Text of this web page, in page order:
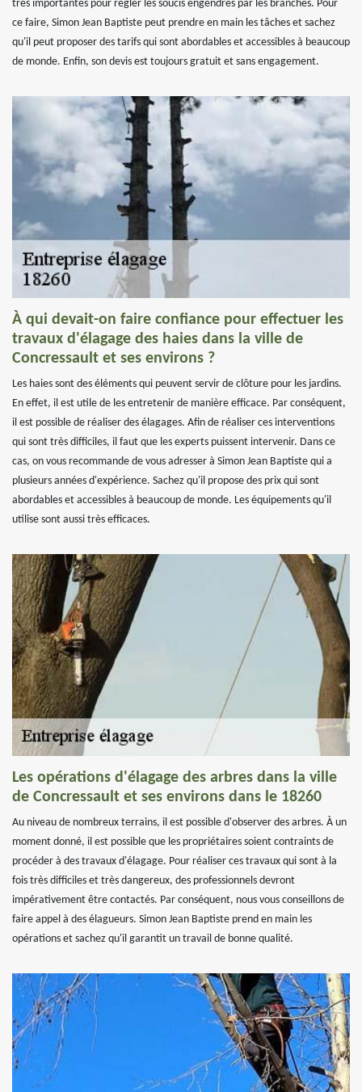
très importantes pour régler les soucis engendrés par les branches. Pour
ce faire, Simon Jean Baptiste peut prendre en main les tâches et sachez
qu'il peut proposer des tarifs qui sont abordables et accessibles à beaucoup
de monde. Enfin, son devis est toujours gratuit et sans engagement.
À qui devait-on faire confiance pour effectuer les
travaux d'élagage des haies dans la ville de
Concressault et ses environs ?
Les haies sont des éléments qui peuvent servir de clôture pour les jardins.
En effet, il est utile de les entretenir de manière efficace. Par conséquent,
il est possible de réaliser des élagages. Afin de réaliser ces interventions
qui sont très difficiles, il faut que les experts puissent intervenir. Dans ce
cas, on vous recommande de vous adresser à Simon Jean Baptiste qui a
plusieurs années d'expérience. Sachez qu'il propose des prix qui sont
abordables et accessibles à beaucoup de monde. Les équipements qu'il
utilise sont aussi très efficaces.
Les opérations d'élagage des arbres dans la ville
de Concressault et ses environs dans le 18260
Au niveau de nombreux terrains, il est possible d'observer des arbres. À un
moment donné, il est possible que les propriétaires soient contraints de
procéder à des travaux d'élagage. Pour réaliser ces travaux qui sont à la
fois très difficiles et très dangereux, des professionnels devront
impérativement être contactés. Par conséquent, nous vous conseillons de
faire appel à des élagueurs. Simon Jean Baptiste prend en main les
opérations et sachez qu'il garantit un travail de bonne qualité.